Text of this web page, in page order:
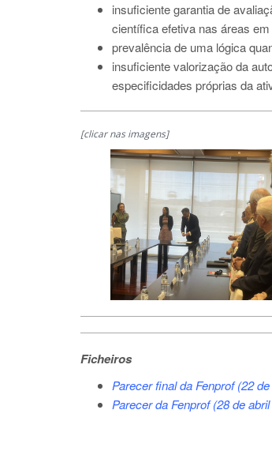
insuficiente garantia de
científica efetiva nas áreas
prevalência de uma lógica
insuficiente valorização da
especificidades próprias da
[clicar nas imagens]
Ficheiros
Parecer final da Fenprof (22
Parecer da Fenprof (28 de